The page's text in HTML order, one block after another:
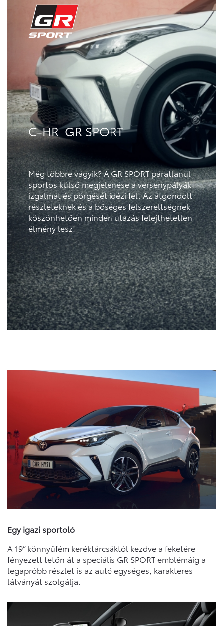
C-HR GR SPORT
Még többre vágyik? A GR SPORT páratlanul
sportos külső megjelenése a versenypályák
izgalmát és pörgését idézi fel. Az átgondolt
részleteknek és a bőséges felszereltségnek
köszönhetően minden utazás felejthetetlen
élmény lesz!
Egy igazi sportoló
A 19” könnyűfém keréktárcsáktól kezdve a feketére
fényezett tetőn át a speciális GR SPORT emblémáig a
legapróbb részlet is az autó egységes, karakteres
látványát szolgálja.